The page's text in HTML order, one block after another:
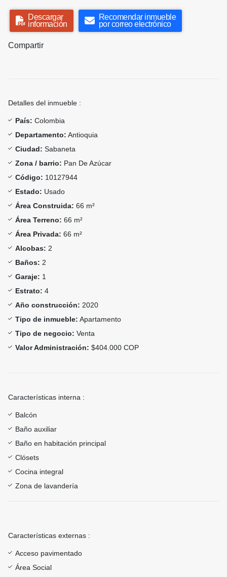
Descargar
información
Recomendar inmueble
por correo electrónico
Compartir
Detalles del inmueble :
País: Colombia
Departamento: Antioquia
Ciudad: Sabaneta
Zona / barrio: Pan De Azúcar
Código: 10127944
Estado: Usado
Área Construida: 66 m²
Área Terreno: 66 m²
Área Privada: 66 m²
Alcobas: 2
Baños: 2
Garaje: 1
Estrato: 4
Año construcción: 2020
Tipo de inmueble: Apartamento
Tipo de negocio: Venta
Valor Administración: $404.000 COP
Características interna :
Balcón
Baño auxiliar
Baño en habitación principal
Clósets
Cocina integral
Zona de lavandería
Características externas :
Acceso pavimentado
Área Social